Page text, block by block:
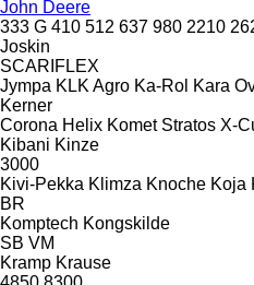
John Deere
333 G 410 512 637 980 2210
Joskin
SCARIFLEX
Jympa KLK Agro Ka-Rol Kara
Kerner
Corona Helix Komet Stratos X-
Kibani Kinze
3000
Kivi-Pekka Klimza Knoche Koja
BR
Komptech Kongskilde
SB VM
Kramp Krause